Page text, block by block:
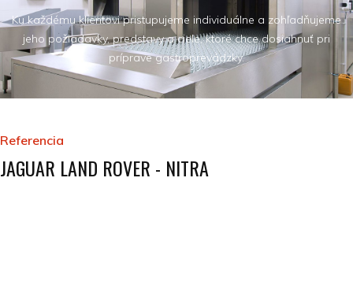
Ku každému klientovi pristupujeme individuálne a zohľadňujeme
jeho požiadavky, predstavy a ciele, ktoré chce dosiahnuť pri
príprave gastroprevádzky.
Referencia
JAGUAR LAND ROVER - NITRA